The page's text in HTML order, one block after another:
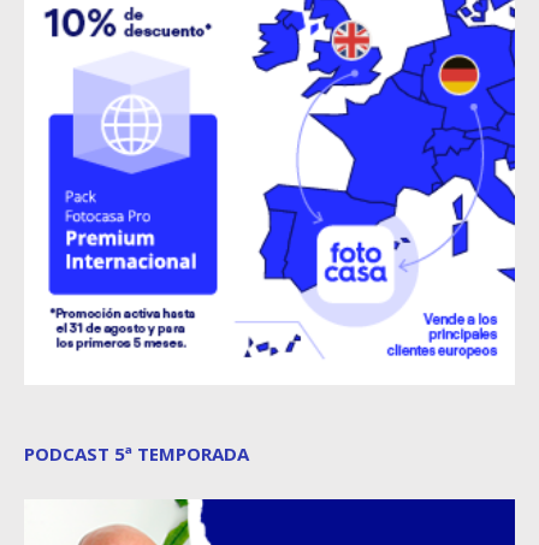
PODCAST 5ª TEMPORADA